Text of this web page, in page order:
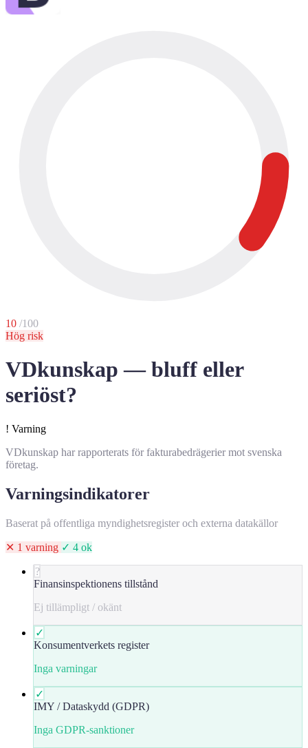
10 /100
Hög risk
VDkunskap — bluff eller
seriöst?
! Varning
VDkunskap har rapporterats för fakturabedrägerier mot svenska
företag.
Varningsindikatorer
Baserat på offentliga myndighetsregister och externa datakällor
✕ 1 varning ✓ 4 ok
?
Finansinspektionens tillstånd
Ej tillämpligt / okänt
✓
Konsumentverkets register
Inga varningar
✓
IMY / Dataskydd (GDPR)
Inga GDPR-sanktioner